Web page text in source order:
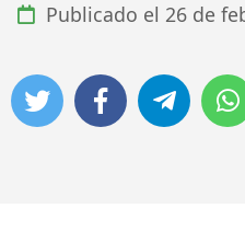
Publicado el 26 de